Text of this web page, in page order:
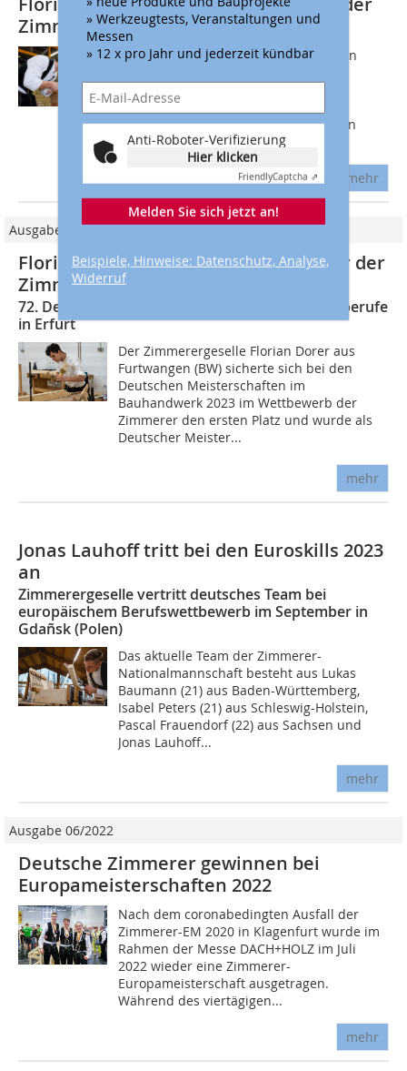
» Werkzeugtests, Veranstaltungen und
Messen
» 12 x pro Jahr und jederzeit kündbar
Anti-Roboter-Verifizierung
Hier klicken
FriendlyCaptcha ⇗
Melden Sie sich jetzt an!
Beispiele, Hinweise: Datenschutz, Analyse,
Widerruf
Zimmerer
Florian Kaiser (21) aus Kirchhundern in
Deutschen Meisterschaften die
Goldmedaille bei den Zimmerern. Die
Silbermedaille ging an den 21-jährigen
Wanja-Sören Grimm...
mehr
Ausgabe 08/2023
Florian Dorer wird Deutscher Meister der
Zimmerer 2023
72. Deutsche Meisterschaft der Bauhandwerksberufe
in Erfurt
Der Zimmerergeselle Florian Dorer aus
Furtwangen (BW) sicherte sich bei den
Deutschen Meisterschaften im
Bauhandwerk 2023 im Wettbewerb der
Zimmerer den ersten Platz und wurde als
Deutscher Meister...
mehr
Jonas Lauhoff tritt bei den Euroskills 2023
an
Zimmerergeselle vertritt deutsches Team bei
europäischem Berufswettbewerb im September in
Gdañsk (Polen)
Das aktuelle Team der Zimmerer-
Nationalmannschaft besteht aus Lukas
Baumann (21) aus Baden-Württemberg,
Isabel Peters (21) aus Schleswig-Holstein,
Pascal Frauendorf (22) aus Sachsen und
Jonas Lauhoff...
mehr
Ausgabe 06/2022
Deutsche Zimmerer gewinnen bei
Europameisterschaften 2022
Nach dem coronabedingten Ausfall der
Zimmerer-EM 2020 in Klagenfurt wurde im
Rahmen der Messe DACH+HOLZ im Juli
2022 wieder eine Zimmerer-
Europameisterschaft ausgetragen.
Während des viertägigen...
mehr